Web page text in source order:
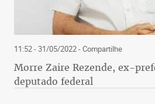
11:52 - 31/05/2022- Compartilhe
Morre Zaire Rezende, ex-
deputado federal